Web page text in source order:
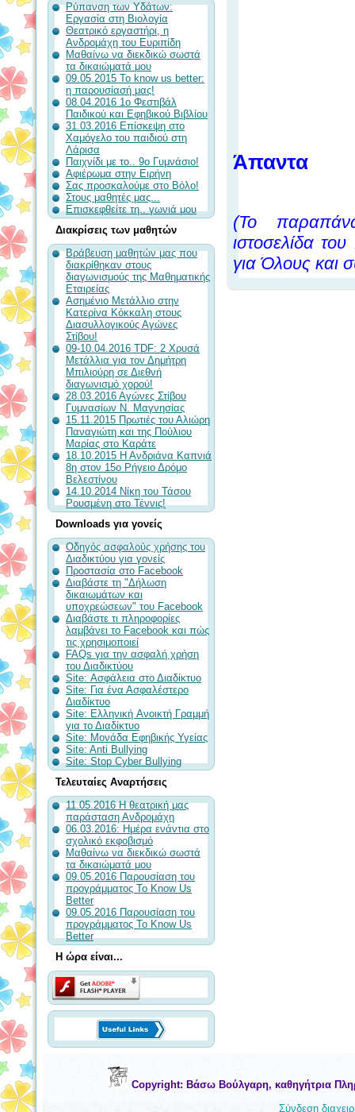
Ρύπανση των Υδάτων:
Εργασία στη Βιολογία
Θεατρικό εργαστήρι, η
Ανδρομάχη του Ευριπίδη
Μαθαίνω να διεκδικώ σωστά
τα δικαιώματά μου
09.05.2015 To know us better:
η παρουσίασή μας!
08.04.2016 1ο Φεστιβάλ
Παιδικού και Εφηβικού Βιβλίου
31.03.2016 Επίσκεψη στο
Χαμόγελο του παιδιού στη
Λάρισα
Παιχνίδι με το.. 9ο Γυμνάσιο!
Αφιέρωμα στην Ειρήνη
Σας προσκαλούμε στο Βόλο!
Στους μαθητές μας...
Επισκεφθείτε τη.. γωνιά μου
Διακρίσεις των μαθητών
Βράβευση μαθητών μας που
διακρίθηκαν στους
διαγωνισμούς της Μαθηματικής
Εταιρείας
Ασημένιο Μετάλλιο στην
Κατερίνα Κόκκαλη στους
Διασυλλογικούς Αγώνες
Στίβου!
09-10.04.2016 TDF: 2 Χρυσά
Μετάλλια για τον Δημήτρη
Μπιλιούρη σε Διεθνή
διαγωνισμό χορού!
28.03.2016 Αγώνες Στίβου
Γυμνασίων Ν. Μαγνησίας
15.11.2015 Πρωτιές του Αλιώρη
Παναγιώτη και της Πούλιου
Μαρίας στο Καράτε
18.10.2015 Η Ανδριάνα Καπνιά
8η στον 15ο Ρήγειο Δρόμο
Βελεστίνου
14.10.2014 Νίκη του Τάσου
Ρουσμένη στο Τέννις!
Downloads για γονείς
Οδηγός ασφαλούς χρήσης του
Διαδικτύου για γονείς
Προστασία στο Facebook
Διαβάστε τη "Δήλωση
δικαιωμάτων και
υποχρεώσεων" του Facebook
Διαβάστε τι πληροφορίες
λαμβάνει το Facebook και πώς
τις χρησιμοποιεί
FAQs για την ασφαλή χρήση
του Διαδικτύου
Site: Ασφάλεια στο Διαδίκτυο
Site: Για ένα Ασφαλέστερο
Διαδίκτυο
Site: Ελληνική Aνοικτή Γραμμή
για το Διαδίκτυο
Site: Μονάδα Εφηβικής Υγείας
Site: Anti Bullying
Site: Stop Cyber Bullying
Τελευταίες Αναρτήσεις
11.05.2016 Η θεατρική μας
παράσταση Ανδρομάχη
06.03.2016: Ημέρα ενάντια στο
σχολικό εκφοβισμό
Μαθαίνω να διεκδικώ σωστά
τα δικαιώματά μου
09.05.2016 Παρουσίαση του
προγράμματος To Know Us
Better
09.05.2016 Παρουσίαση του
προγράμματος To Know Us
Better
Η ώρα είναι...
Άπαντα
(Το
ιστοσελίδα
για Όλους και
Copyright: Βάσω Βούλγαρη, καθηγήτρια
Σύνδεση